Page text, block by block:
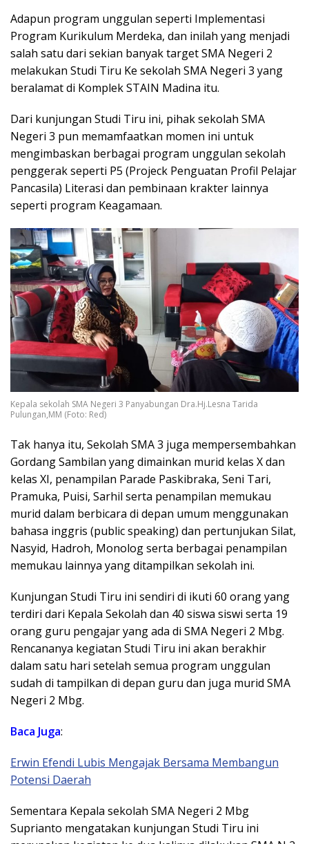
Adapun program unggulan seperti Implementasi
Program Kurikulum Merdeka, dan inilah yang menjadi
salah satu dari sekian banyak target SMA Negeri 2
melakukan Studi Tiru Ke sekolah SMA Negeri 3 yang
beralamat di Komplek STAIN Madina itu.
Dari kunjungan Studi Tiru ini, pihak sekolah SMA
Negeri 3 pun memamfaatkan momen ini untuk
mengimbaskan berbagai program unggulan sekolah
penggerak seperti P5 (Projeck Penguatan Profil Pelajar
Pancasila) Literasi dan pembinaan krakter lainnya
seperti program Keagamaan.
Kepala sekolah SMA Negeri 3 Panyabungan Dra.Hj.Lesna Tarida
Pulungan,MM (Foto: Red)
Tak hanya itu, Sekolah SMA 3 juga mempersembahkan
Gordang Sambilan yang dimainkan murid kelas X dan
kelas XI, penampilan Parade Paskibraka, Seni Tari,
Pramuka, Puisi, Sarhil serta penampilan memukau
murid dalam berbicara di depan umum menggunakan
bahasa inggris (public speaking) dan pertunjukan Silat,
Nasyid, Hadroh, Monolog serta berbagai penampilan
memukau lainnya yang ditampilkan sekolah ini.
Kunjungan Studi Tiru ini sendiri di ikuti 60 orang yang
terdiri dari Kepala Sekolah dan 40 siswa siswi serta 19
orang guru pengajar yang ada di SMA Negeri 2 Mbg.
Rencananya kegiatan Studi Tiru ini akan berakhir
dalam satu hari setelah semua program unggulan
sudah di tampilkan di depan guru dan juga murid SMA
Negeri 2 Mbg.
Baca Juga:
Erwin Efendi Lubis Mengajak Bersama Membangun
Potensi Daerah
Sementara Kepala sekolah SMA Negeri 2 Mbg
Suprianto mengatakan kunjungan Studi Tiru ini